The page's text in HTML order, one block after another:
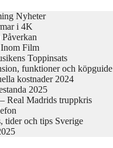
Nyheter
i 4K
Film
Toppinsats
funktioner och köpguide
kostnader 2024
2025
Real Madrids truppkris
tider och tips Sverige